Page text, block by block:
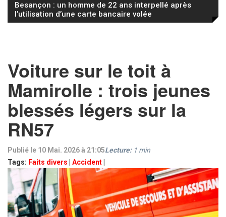
Besançon : un homme de 22 ans interpellé après
l’utilisation d’une carte bancaire volée
Voiture sur le toit à
Mamirolle : trois jeunes
blessés légers sur la
RN57
Publié le 10 Mai. 2026 à 21:05
Tags: Faits divers Accident
Lecture: 1 min